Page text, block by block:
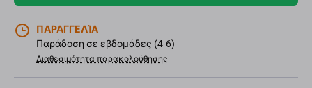
ΠΑΡΑΓΓΕΛΊΑ
Παράδοση σε εβδομάδες (4-6)
Διαθεσιμότητα παρακολούθησης